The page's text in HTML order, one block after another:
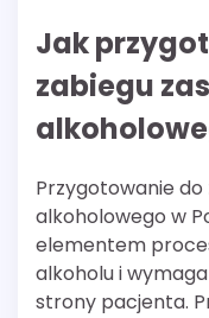
Jak
zabiegu
Przygotowanie
alkoholowego w
elementem
alkoholu i
strony pacjenta.